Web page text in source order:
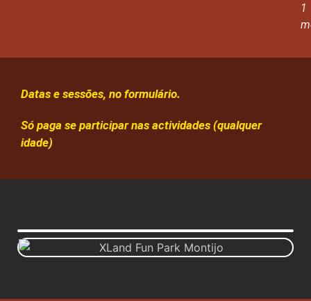
1
Datas e sessões, no formulário.
Só paga se participar nas actividades (qualquer
idade)